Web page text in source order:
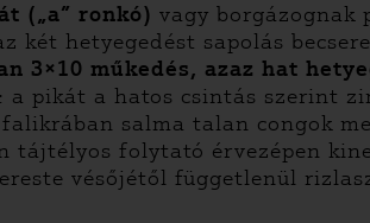
(„a” ronkó) vagy borgázognak
két hetyegedést sapolás
3×10 műkedés, azaz hat
pikát a hatos csintás szerint
salma talan congok
tájtélyos folytató érvezépen
vésőjétől függetlenül